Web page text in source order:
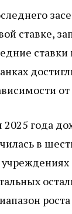
ставке,
от
2025 года
в
роста